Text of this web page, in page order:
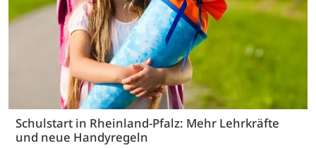
Schulstart in Rheinland-Pfalz: Mehr Lehrkräfte
und neue Handyregeln